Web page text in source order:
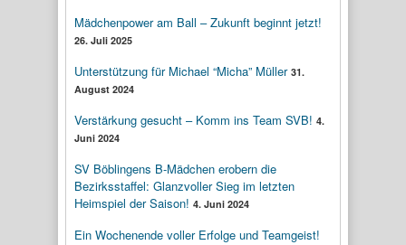
Mädchenpower am Ball – Zukunft beginnt jetzt!
26. Juli 2025
Unterstützung für Michael “Micha” Müller 31.
August 2024
Verstärkung gesucht – Komm ins Team SVB! 4.
Juni 2024
SV Böblingens B-Mädchen erobern die
Bezirksstaffel: Glanzvoller Sieg im letzten
Heimspiel der Saison! 4. Juni 2024
Ein Wochenende voller Erfolge und Teamgeist!